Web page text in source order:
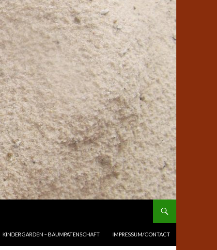
KINDERGARDEN – BAUMPATENSCHAFT IMPRESSUM/CONTACT